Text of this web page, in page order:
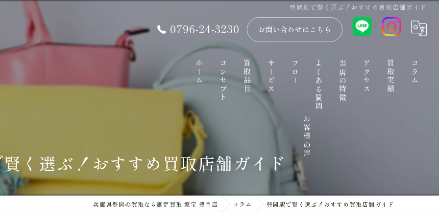
豊岡駅で賢く選ぶ！おすすめ買取店舗ガイド
0796-24-3230 お問い合わせはこちら
ホーム コンセプト 買取品目 サービス フロー よくある質問 当店の特徴
時計
アクセス 買取実績 コラム
お客様の声
く選ぶ！おすすめ買取店舗ガイド
兵庫県豊岡の買取なら鑑定買取 家宝 豊岡店 コラム 豊岡駅で賢く選ぶ！おすすめ買取店舗ガイド